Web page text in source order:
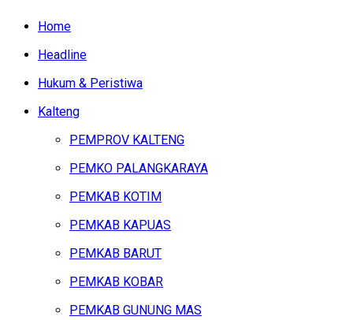
Home
Headline
Hukum & Peristiwa
Kalteng
PEMPROV KALTENG
PEMKO PALANGKARAYA
PEMKAB KOTIM
PEMKAB KAPUAS
PEMKAB BARUT
PEMKAB KOBAR
PEMKAB GUNUNG MAS